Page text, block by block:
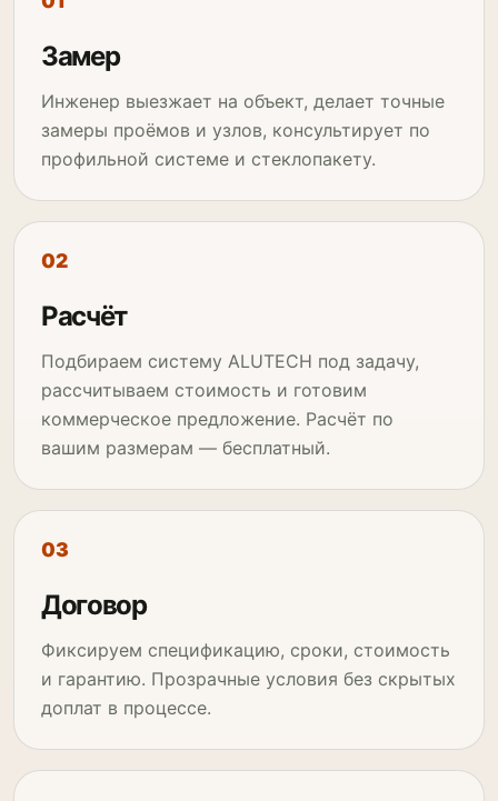
Замер
Инженер выезжает на объект, делает точные
замеры проёмов и узлов, консультирует по
профильной системе и стеклопакету.
Расчёт
Подбираем систему ALUTECH под задачу,
рассчитываем стоимость и готовим
коммерческое предложение. Расчёт по
вашим размерам — бесплатный.
Договор
Фиксируем спецификацию, сроки, стоимость
и гарантию. Прозрачные условия без скрытых
доплат в процессе.